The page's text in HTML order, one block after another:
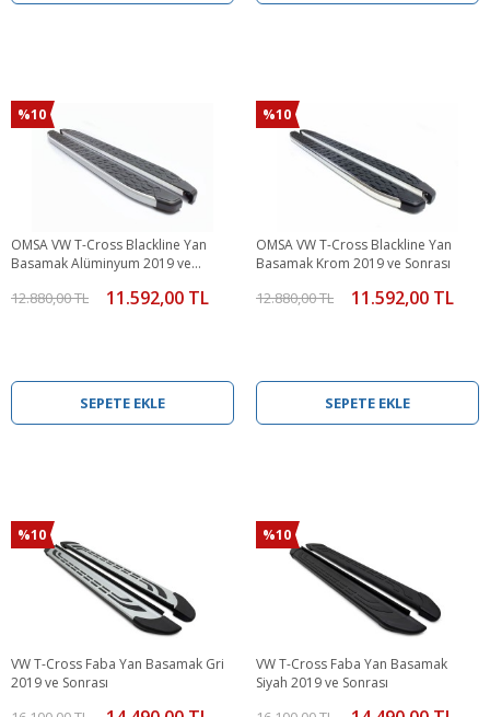
%10
OMSA VW T-Cross Blackline Yan
Basamak Alüminyum 2019 ve
12.880,00 TL 11.592,00 TL
SEPETE EKLE
%10
OMSA VW T-Cross Blackline Yan
Basamak Krom 2019 ve Sonrası
12.880,00 TL 11.592,00 TL
SEPETE EKLE
%10
VW T-Cross Faba Yan Basamak Gri
2019 ve Sonrası
%10
VW T-Cross Faba Yan Basamak
Siyah 2019 ve Sonrası